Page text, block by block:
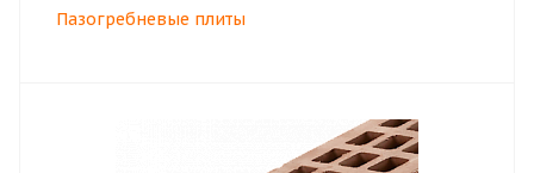
Пазогребневые плиты